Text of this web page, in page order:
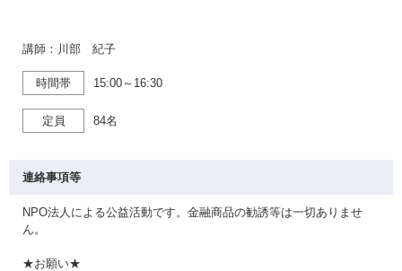
講師：川部 紀子
時間帯 15:00～16:30
定員 84名
連絡事項等
NPO法人による公益活動です。金融商品の勧誘等は一切ありませ
ん。
★お願い★